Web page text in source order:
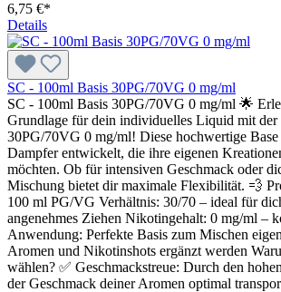
6,75 €*
Details
SC - 100ml Basis 30PG/70VG 0 mg/ml
SC - 100ml Basis 30PG/70VG 0 mg/ml 🌟
Grundlage für dein individuelles Liquid mit der
30PG/70VG 0 mg/ml! Diese hochwertige
Dampfer entwickelt, die ihre eigenen
möchten. Ob für intensiven Geschmack oder
Mischung bietet dir maximale Flexibilität. 💨
100 ml PG/VG Verhältnis: 30/70 – ideal für
angenehmes Ziehen Nikotingehalt: 0 mg/ml –
Anwendung: Perfekte Basis zum Mischen
Aromen und Nikotinshots ergänzt werden
wählen? ✅ Geschmackstreue: Durch den
der Geschmack deiner Aromen optimal